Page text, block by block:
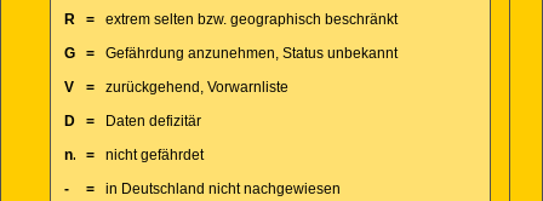
R
=
extrem selten bzw. geographisch beschränkt
G
=
Gefährdung anzunehmen, Status unbekannt
V
=
zurückgehend, Vorwarnliste
D
=
Daten defizitär
n.
=
nicht gefährdet
-
= in Deutschland nicht nachgewiesen